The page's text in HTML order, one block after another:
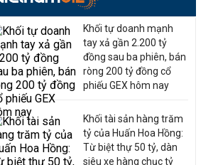
Khối tự doanh mạnh
tay xả gần 2.200 tỷ
đồng sau ba phiên, bán
ròng 200 tỷ đồng cổ
phiếu GEX hôm nay
Khối tài sản hàng trăm
tỷ của Huấn Hoa Hồng:
Từ biệt thự 50 tỷ, dàn
siêu xe hàng chục tỷ